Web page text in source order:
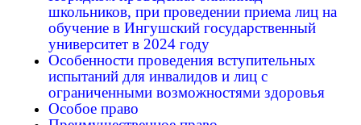
школьников, при проведении приема лиц на
обучение в Ингушский государственный
университет в 2024 году
Особенности проведения вступительных
испытаний для инвалидов и лиц с
ограниченными возможностями здоровья
Особое право